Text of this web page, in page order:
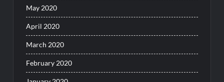
May 2020
April 2020
March 2020
February 2020